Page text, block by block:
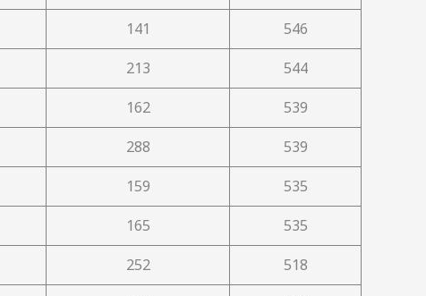
141
546
213
544
162
539
288
539
159
535
165
535
252
518